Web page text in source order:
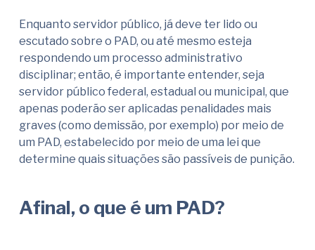
Enquanto servidor público, já deve ter lido ou
escutado sobre o PAD, ou até mesmo esteja
respondendo um processo administrativo
disciplinar; então, é importante entender, seja
servidor público federal, estadual ou municipal, que
apenas poderão ser aplicadas penalidades mais
graves (como demissão, por exemplo) por meio de
um PAD, estabelecido por meio de uma lei que
determine quais situações são passíveis de punição.
Afinal, o que é um PAD?